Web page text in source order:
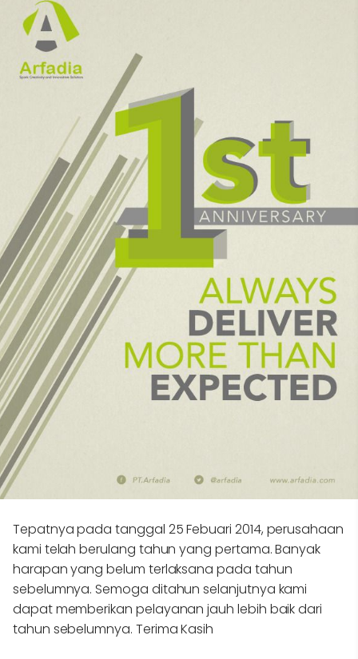
Tepatnya pada tanggal 25 Febuari 2014, perusahaan
kami telah berulang tahun yang pertama. Banyak
harapan yang belum terlaksana pada tahun
sebelumnya. Semoga ditahun selanjutnya kami
dapat memberikan pelayanan jauh lebih baik dari
tahun sebelumnya. Terima Kasih